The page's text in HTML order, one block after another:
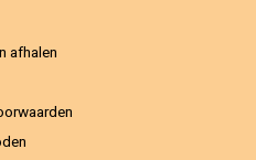
afhalen